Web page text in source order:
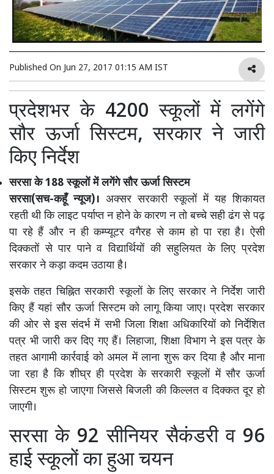
Published On Jun 27, 2017 01:15 AM IST
प्रदेशभर के 4200 स्कूलों में लगेंगे
सौर ऊर्जा सिस्टम, सरकार ने जारी
किए निर्देश
सरसा के 188 स्कूलों में लगेंगे सौर ऊर्जा सिस्टम
सरसा(सच-कहूँ न्यूज)। अक्सर सरकारी स्कूलों में यह शिकायत
रहती थी कि लाइट पर्याप्त न होने के कारण न तो बच्चे सही ढंग से पढ़
पा रहे हैं और न ही कम्प्यूटर वगैरह से काम हो पा रहा है। ऐसी
दिक्कतों से पार पाने व विद्यार्थियों की सहुलियत के लिए प्रदेश
सरकार ने कड़ा कदम उठाया है।
इसके तहत चिह्नित सरकारी स्कूलों के लिए सरकार ने निर्देश जारी
किए हैं यहां सौर ऊर्जा सिस्टम को लागू किया जाए। प्रदेश सरकार
की ओर से इस संदर्भ में सभी जिला शिक्षा अधिकारियों को निर्देशित
पत्र भी जारी कर दिए गए हैं। लिहाजा, शिक्षा विभाग ने इस पत्र के
तहत आगामी कार्रवाई को अमल में लाना शुरू कर दिया है और माना
जा रहा है कि शीघ्र ही प्रदेश के सरकारी स्कूलों में सौर ऊर्जा
सिस्टम शुरू हो जाएगा जिससे बिजली की किल्लत व दिक्कत दूर हो
जाएगी।
सरसा के 92 सीनियर सैकंडरी व 96
हाई स्कूलों का हुआ चयन